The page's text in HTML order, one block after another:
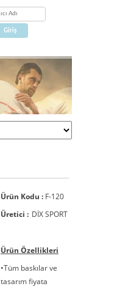
Ürün Kodu : F-120
Üretici : DİX SPORT
Ürün Özellikleri
•Tüm baskılar ve
tasarım fiyata